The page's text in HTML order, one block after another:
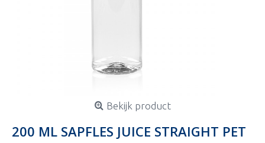
Bekijk product
200 ML SAPFLES JUICE STRAIGHT PET